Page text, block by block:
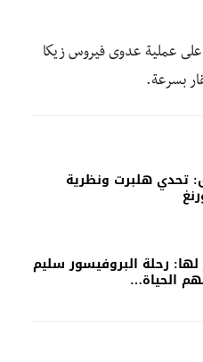
عملية عدوى فيروس زيكا
بسرعة.
تحدي هلبرت ونظرية
رحلة البروفيسور سليم
الحياة…